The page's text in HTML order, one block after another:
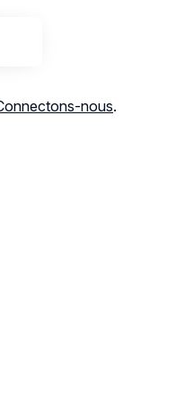
avec LinkedIn
nous.